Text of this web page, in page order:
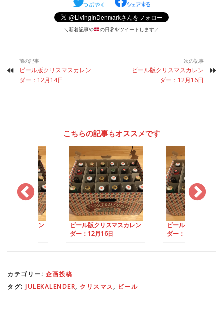
＼新着記事や の日常をツイートします／
前の記事
ビール版クリスマスカレン
ダー：12月14日
次の記事
ビール版クリスマスカレン
ダー：12月16日
こちらの記事もオススメです
リスマスカレン
ビール版クリスマスカレン
ダー：12月16日
ビール版クリスマス
ダー：12月14日
カテゴリー: 企画投稿
タグ: JULEKALENDER, クリスマス , ビール